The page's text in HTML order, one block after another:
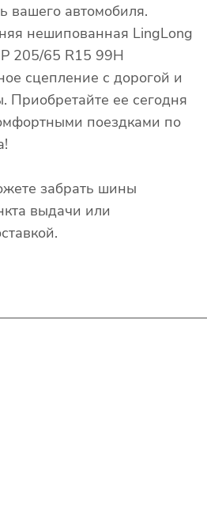
вашего автомобиля.
нешипованная LingLong
205/65 R15 99H
сцепление с дорогой и
Приобретайте ее сегодня
поездками по
забрать шины
выдачи или